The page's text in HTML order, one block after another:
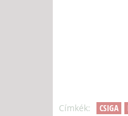
Címkék: CSIGA